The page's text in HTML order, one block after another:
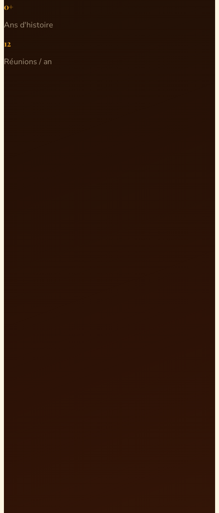
0+
Ans d'histoire
12
Réunions / an